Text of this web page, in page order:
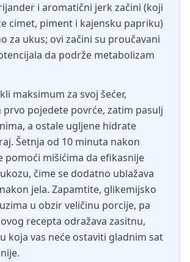
i aromatični jerk začini (koji
cimet, piment i kajensku papriku)
za ukus; ovi začini su proučavani
da podrže metabolizam
maksimum za svoj šećer,
prvo pojedete povrće, zatim pasulj
a ostale ugljene hidrate
Šetnja od 10 minuta nakon
pomoći mišićima da efikasnije
čime se dodatno ublažava
jela. Zapamtite, glikemijsko
u obzir veličinu porcije, pa
recepta odražava zasitnu,
koja vas neće ostaviti gladnim sat